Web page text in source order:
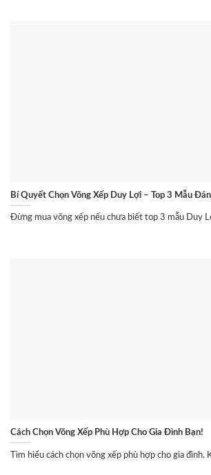
Bí Quyết Chọn Võng Xếp Duy Lợi – Top 3 Mẫu
Đừng mua võng xếp nếu chưa biết top 3 mẫu Duy
Cách Chọn Võng Xếp Phù Hợp Cho Gia Đình Bạn!
Tìm hiểu cách chọn võng xếp phù hợp cho gia đình.